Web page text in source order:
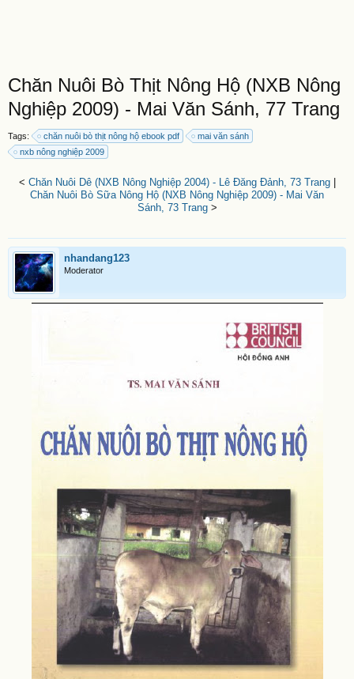
Chăn Nuôi Bò Thịt Nông Hộ (NXB Nông
Nghiệp 2009) - Mai Văn Sánh, 77 Trang
Tags: chăn nuôi bò thịt nông hộ ebook pdf
mai văn sánh
nxb nông nghiệp 2009
< Chăn Nuôi Dê (NXB Nông Nghiệp 2004) - Lê Đăng Đảnh, 73 Trang|
Chăn Nuôi Bò Sữa Nông Hộ (NXB Nông Nghiệp 2009) - Mai Văn
Sánh, 73 Trang>
nhandang123
Moderator